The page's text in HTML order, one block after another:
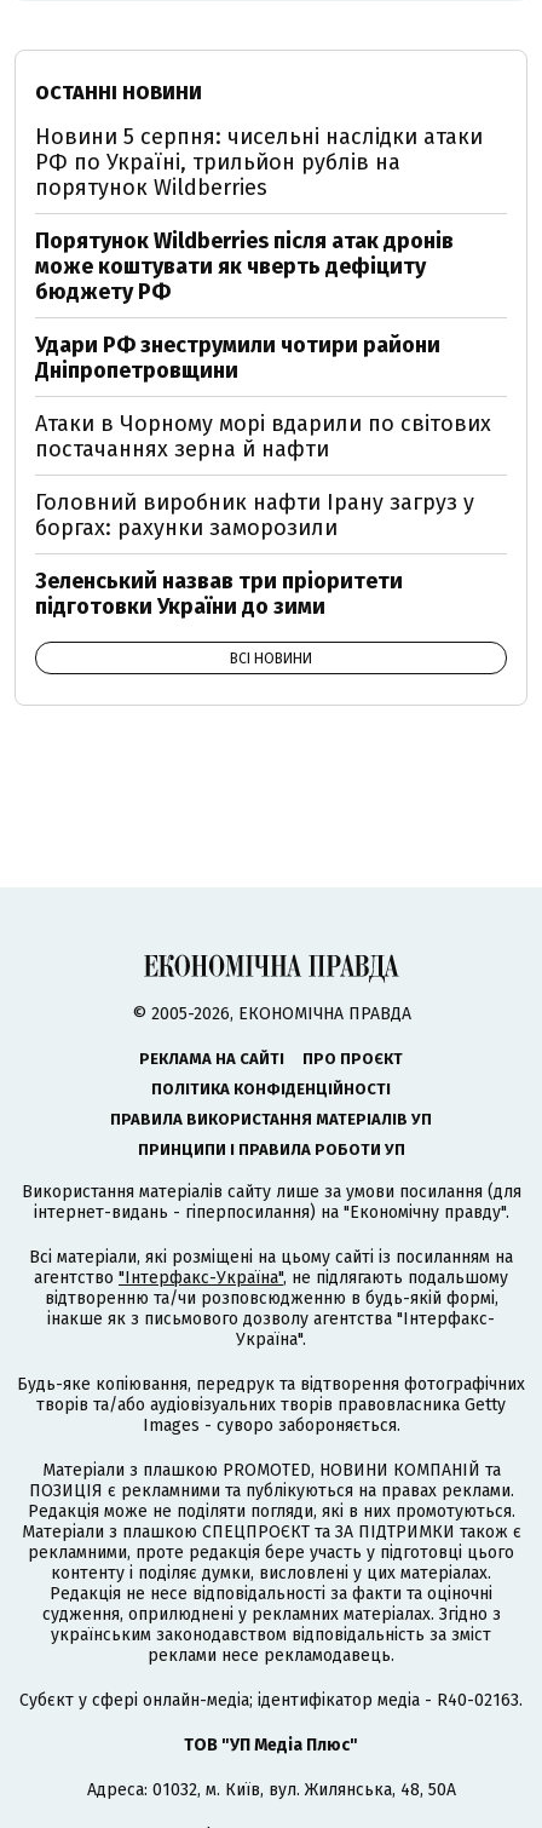
ОСТАННІ НОВИНИ
Новини 5 серпня: чисельні наслідки атаки
РФ по Україні, трильйон рублів на
порятунок Wildberries
Порятунок Wildberries після атак дронів
може коштувати як чверть дефіциту
бюджету РФ
Удари РФ знеструмили чотири райони
Дніпропетровщини
Атаки в Чорному морі вдарили по світових
постачаннях зерна й нафти
Головний виробник нафти Ірану загруз у
боргах: рахунки заморозили
Зеленський назвав три пріоритети
підготовки України до зими
ВСІ НОВИНИ
© 2005-2026, ЕКОНОМІЧНА ПРАВДА
РЕКЛАМА НА САЙТІ
ПРО ПРОЄКТ
ПОЛІТИКА КОНФІДЕНЦІЙНОСТІ
ПРАВИЛА ВИКОРИСТАННЯ МАТЕРІАЛІВ УП
ПРИНЦИПИ І ПРАВИЛА РОБОТИ УП
Використання матеріалів сайту лише за умови посилання (для
інтернет-видань - гіперпосилання) на "Економічну правду".
Всі матеріали, які розміщені на цьому сайті із посиланням на
агентство "Інтерфакс-Україна", не підлягають подальшому
відтворенню та/чи розповсюдженню в будь-якій формі,
інакше як з письмового дозволу агентства "Інтерфакс-
Україна".
Будь-яке копіювання, передрук та відтворення фотографічних
творів та/або аудіовізуальних творів правовласника Getty
Images - суворо забороняється.
Матеріали з плашкою PROMOTED, НОВИНИ КОМПАНІЙ та
ПОЗИЦІЯ є рекламними та публікуються на правах реклами.
Редакція може не поділяти погляди, які в них промотуються.
Матеріали з плашкою СПЕЦПРОЄКТ та ЗА ПІДТРИМКИ також є
рекламними, проте редакція бере участь у підготовці цього
контенту і поділяє думки, висловлені у цих матеріалах.
Редакція не несе відповідальності за факти та оціночні
судження, оприлюднені у рекламних матеріалах. Згідно з
українським законодавством відповідальність за зміст
реклами несе рекламодавець.
Cубєкт у сфері онлайн-медіа; ідентифікатор медіа - R40-02163.
ТОВ "УП Медіа Плюс"
Адреса: 01032, м. Київ, вул. Жилянська, 48, 50А